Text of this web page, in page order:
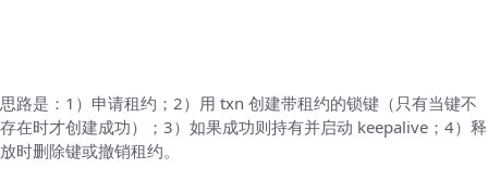
思路是：1）申请租约；2）用 txn 创建带租约的锁键（只有当键不
存在时才创建成功）；3）如果成功则持有并启动 keepalive；4）释
放时删除键或撤销租约。